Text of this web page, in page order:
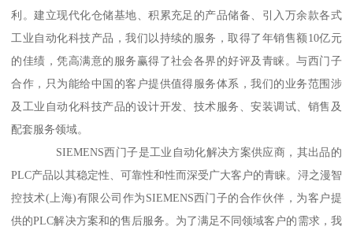
利。建立现代化仓储基地、积累充足的产品储备、引入万余款各式
工业自动化科技产品，我们以持续的服务，取得了年销售额10亿元
的佳绩，凭高满意的服务赢得了社会各界的好评及青睐。与西门子
合作，只为能给中国的客户提供值得服务体系，我们的业务范围涉
及工业自动化科技产品的设计开发、技术服务、安装调试、销售及
配套服务领域。
SIEMENS西门子是工业自动化解决方案供应商，其出品的
PLC产品以其稳定性、可靠性和性而深受广大客户的青睐。浔之漫智
控技术(上海)有限公司作为SIEMENS西门子的合作伙伴，为客户提
供的PLC解决方案和的售后服务。为了满足不同领域客户的需求，我